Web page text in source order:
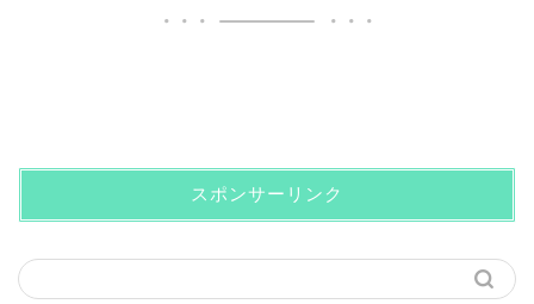
スポンサーリンク